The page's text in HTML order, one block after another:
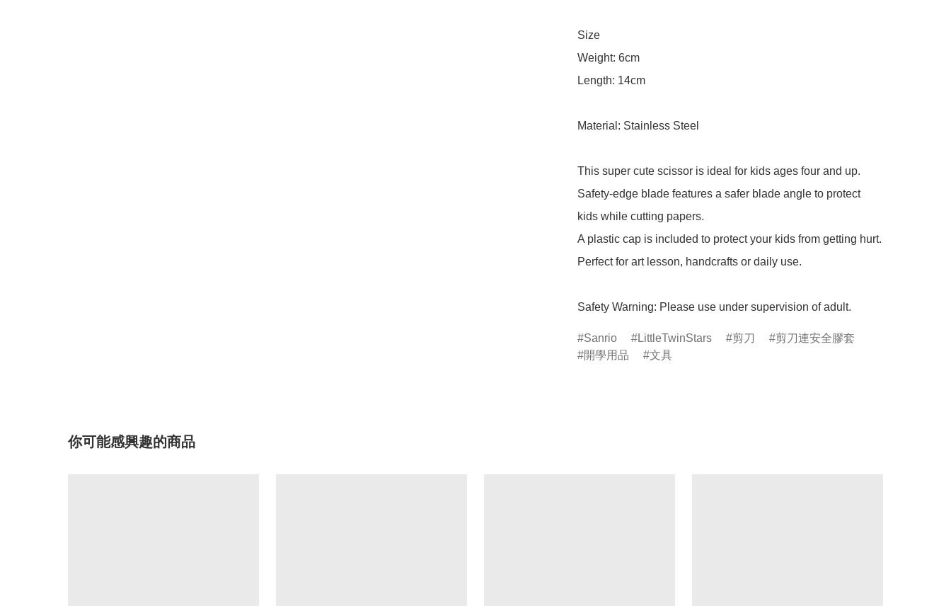
Size
Weight: 6cm
Length: 14cm
Material: Stainless Steel
This super cute scissor is ideal for kids ages four and up.
Safety-edge blade features a safer blade angle to protect
kids while cutting papers.
A plastic cap is included to protect your kids from getting hurt.
Perfect for art lesson, handcrafts or daily use.
Safety Warning: Please use under supervision of adult.
Sanrio LittleTwinStars 剪刀
剪刀連安全膠套
開學用品
文具
你可能感興趣的商品